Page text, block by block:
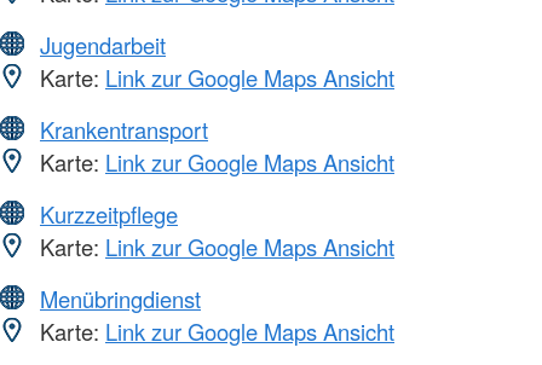
Jugendarbeit
Karte: Link zur Google Maps Ansicht
Krankentransport
Karte: Link zur Google Maps Ansicht
Kurzzeitpflege
Karte: Link zur Google Maps Ansicht
Menübringdienst
Karte: Link zur Google Maps Ansicht